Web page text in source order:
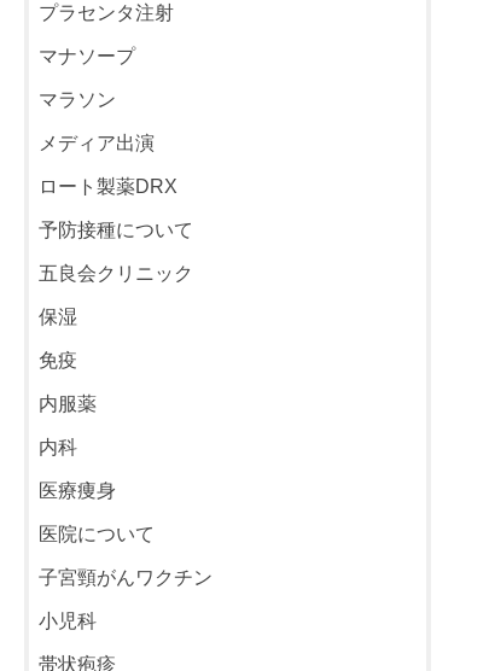
プラセンタ注射
マナソープ
マラソン
メディア出演
ロート製薬DRX
予防接種について
五良会クリニック
保湿
免疫
内服薬
内科
医療痩身
医院について
子宮頸がんワクチン
小児科
帯状疱疹